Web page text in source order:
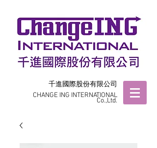
千進國際股份有限公司
CHANGE ING INTERNATIONAL
Co.,Ltd.